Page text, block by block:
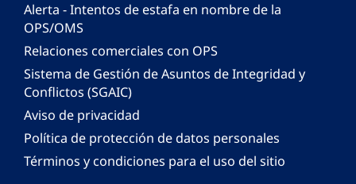
Alerta - Intentos de estafa en nombre de la
OPS/OMS
Relaciones comerciales con OPS
Sistema de Gestión de Asuntos de Integridad y
Conflictos (SGAIC)
Aviso de privacidad
Política de protección de datos personales
Términos y condiciones para el uso del sitio